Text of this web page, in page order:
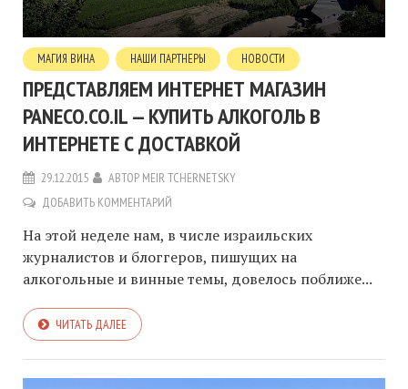
МАГИЯ ВИНА НАШИ ПАРТНЕРЫ НОВОСТИ
ПРЕДСТАВЛЯЕМ ИНТЕРНЕТ МАГАЗИН
PANECO.CO.IL — КУПИТЬ АЛКОГОЛЬ В
ИНТЕРНЕТЕ С ДОСТАВКОЙ
29.12.2015 АВТОР MEIR TCHERNETSKY
ДОБАВИТЬ КОММЕНТАРИЙ
На этой неделе нам, в числе израильских
журналистов и блоггеров, пишущих на
алкогольные и винные темы, довелось поближе...
ЧИТАТЬ ДАЛЕЕ